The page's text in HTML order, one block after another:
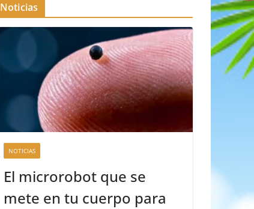
Noticias
NOTICIAS
El microrobot que se
mete en tu cuerpo para